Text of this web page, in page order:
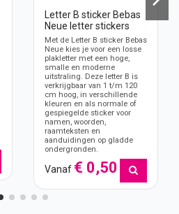
Letter B sticker Bebas
Neue letter stickers
Met de Letter B sticker Bebas
Neue kies je voor een losse
plakletter met een hoge,
smalle en moderne
uitstraling. Deze letter B is
verkrijgbaar van 1 t/m 120
cm hoog, in verschillende
kleuren en als normale of
gespiegelde sticker voor
namen, woorden,
raamteksten en
aanduidingen op gladde
ondergronden.
Vanaf € 0,50